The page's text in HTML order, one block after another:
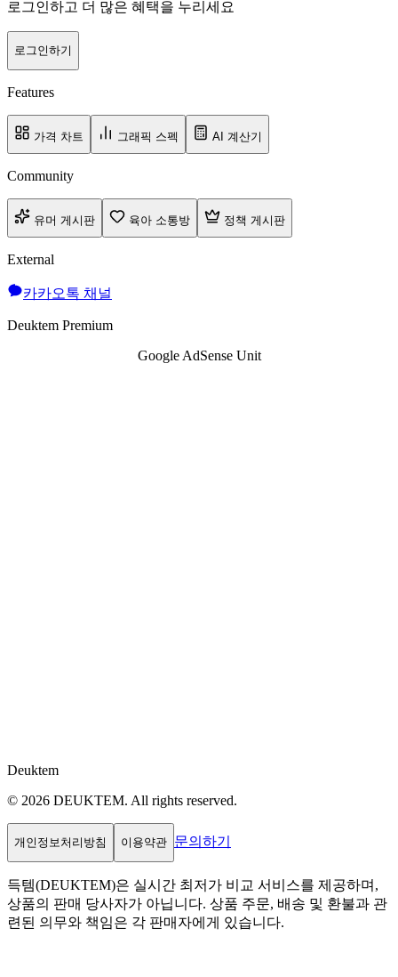
로그인하고 더 많은 혜택을 누리세요
로그인하기
Features
가격 차트 그래픽 스펙 AI 계산기
Community
유머 게시판 육아 소통방 정책 게시판
External
카카오톡 채널
Deuktem Premium
Google AdSense Unit
Deuktem
© 2026 DEUKTEM. All rights reserved.
개인정보처리방침 이용약관 문의하기
득템(DEUKTEM)은 실시간 최저가 비교 서비스를 제공하며,
상품의 판매 당사자가 아닙니다. 상품 주문, 배송 및 환불과 관
련된 의무와 책임은 각 판매자에게 있습니다.